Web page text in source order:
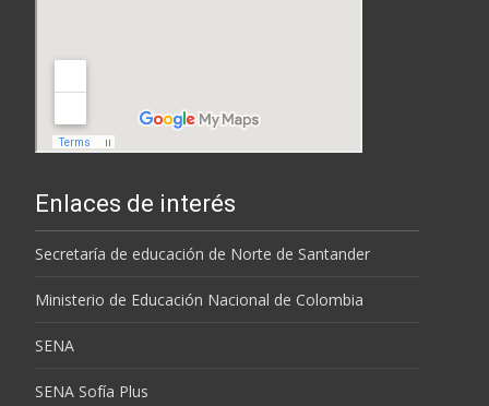
Enlaces de interés
Secretaría de educación de Norte de Santander
Ministerio de Educación Nacional de Colombia
SENA
SENA Sofía Plus